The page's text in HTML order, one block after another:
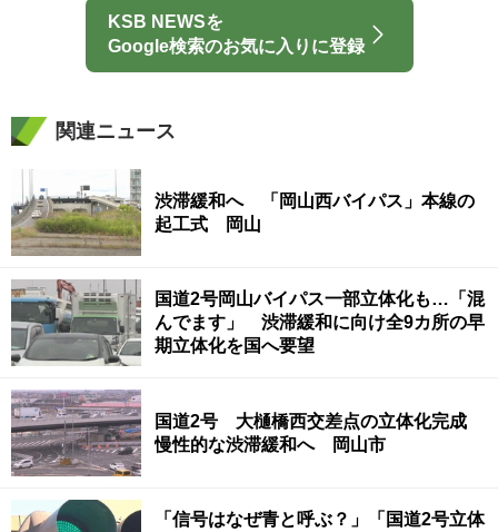
KSB NEWSを
Google検索のお気に入りに登録
関連ニュース
渋滞緩和へ 「岡山西バイパス」本線の
起工式 岡山
国道2号岡山バイパス一部立体化も…「混
んでます」 渋滞緩和に向け全9カ所の早
期立体化を国へ要望
国道2号 大樋橋西交差点の立体化完成
慢性的な渋滞緩和へ 岡山市
「信号はなぜ青と呼ぶ？」「国道2号立体